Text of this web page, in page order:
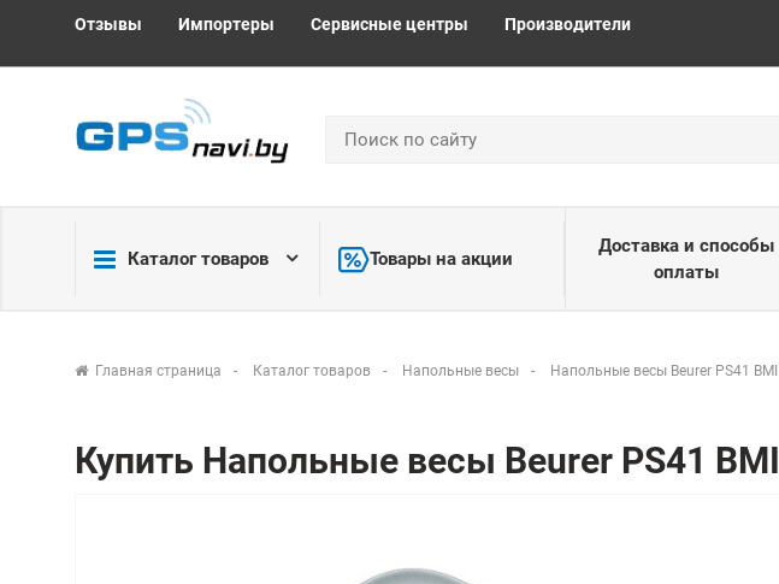
Отзывы Импортеры Сервисные центры Производители
Каталог товаров Товары на акции
Доставка и способы
оплаты
Главная страница Каталог товаров Напольные весы Напольные весы Beurer PS41 BMI
Купить Напольные весы Beurer PS41 BMI